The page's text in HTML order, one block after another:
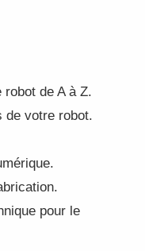
de A à Z.
de votre robot.
pour le